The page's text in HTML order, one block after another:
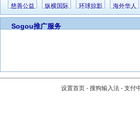
慈善公益 纵横国际 环球掠影 海外华人
Sogou推广服务
设置首页 - 搜狗输入法 - 支付